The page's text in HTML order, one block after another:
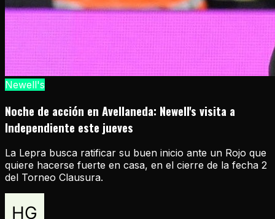
Newell's
Noche de acción en Avellaneda: Newell's visita a
Independiente este jueves
La Lepra busca ratificar su buen inicio ante un Rojo que
quiere hacerse fuerte en casa, en el cierre de la fecha 2
del Torneo Clausura.